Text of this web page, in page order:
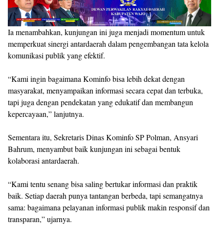
Ia menambahkan, kunjungan ini juga menjadi momentum untuk
memperkuat sinergi antardaerah dalam pengembangan tata kelola
komunikasi publik yang efektif.
“Kami ingin bagaimana Kominfo bisa lebih dekat dengan
masyarakat, menyampaikan informasi secara cepat dan terbuka,
tapi juga dengan pendekatan yang edukatif dan membangun
kepercayaan,” lanjutnya.
Sementara itu, Sekretaris Dinas Kominfo SP Polman, Ansyari
Bahrum, menyambut baik kunjungan ini sebagai bentuk
kolaborasi antardaerah.
“Kami tentu senang bisa saling bertukar informasi dan praktik
baik. Setiap daerah punya tantangan berbeda, tapi semangatnya
sama: bagaimana pelayanan informasi publik makin responsif dan
transparan,” ujarnya.